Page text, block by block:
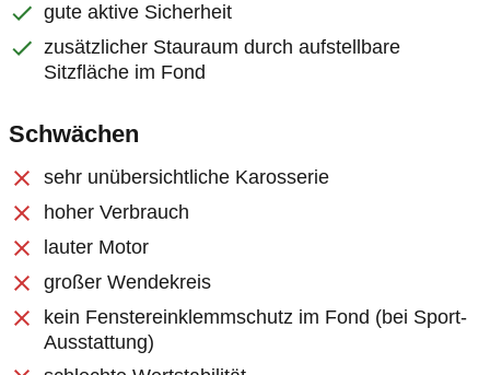
gute aktive Sicherheit
zusätzlicher Stauraum durch aufstellbare
Sitzfläche im Fond
Schwächen
sehr unübersichtliche Karosserie
hoher Verbrauch
lauter Motor
großer Wendekreis
kein Fenstereinklemmschutz im Fond (bei Sport-
Ausstattung)